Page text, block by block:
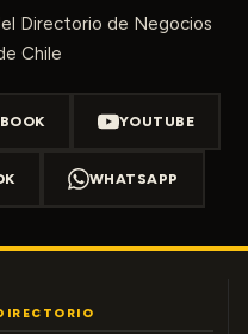
Directorio de Negocios
Chile
YOUTUBE
WHATSAPP